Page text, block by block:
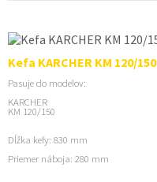
Kefa KARCHER KM 120/150
Pasuje do modelov:
KARCHER
KM 120/150
Dĺžka kefy: 830 mm
Priemer náboja: 280 mm